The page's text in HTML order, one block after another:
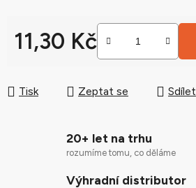
11,30 Kč
Tisk Zeptat se Sdílet
20+ let na trhu
rozumíme tomu, co děláme
Výhradní distributor